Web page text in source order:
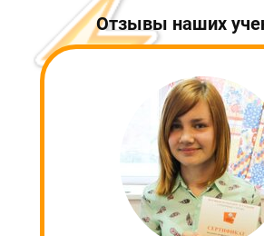
Отзывы наших